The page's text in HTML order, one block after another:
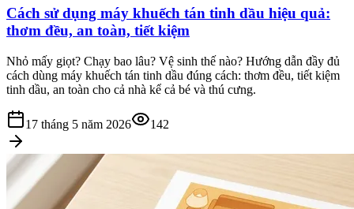
Cách sử dụng máy khuếch tán tinh dầu hiệu quả:
thơm đều, an toàn, tiết kiệm
Nhỏ mấy giọt? Chạy bao lâu? Vệ sinh thế nào? Hướng dẫn đầy đủ
cách dùng máy khuếch tán tinh dầu đúng cách: thơm đều, tiết kiệm
tinh dầu, an toàn cho cả nhà kể cả bé và thú cưng.
17 tháng 5 năm 2026 142